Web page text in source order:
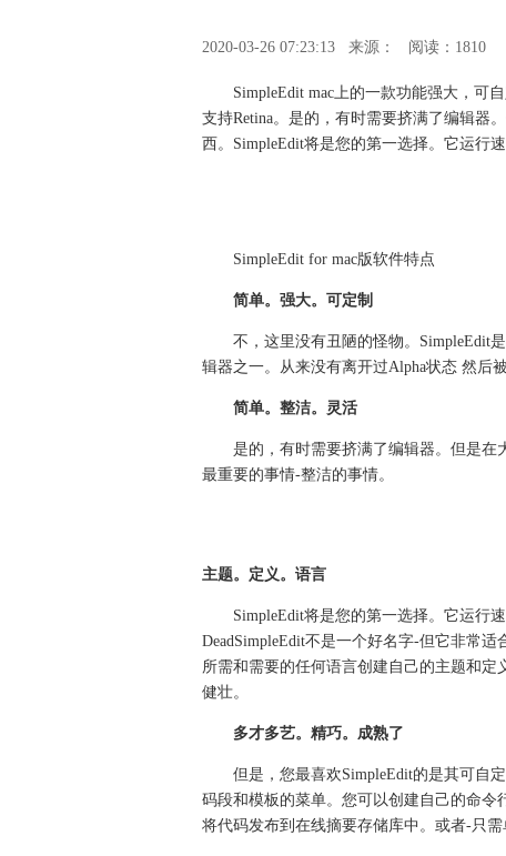
2020-03-26 07:23:13 来源： 阅读：1810
SimpleEdit mac上的一款功能强大，可
支持Retina。是的，有时需要挤满了编辑器
西。SimpleEdit将是您的第一选择。它运行
SimpleEdit for mac版软件特点
简单。强大。可定制
不，这里没有丑陋的怪物。SimpleEdit
辑器之一。从来没有离开过Alpha状态 然后
简单。整洁。灵活
是的，有时需要挤满了编辑器。但是在
最重要的事情-整洁的事情。
主题。定义。语言
SimpleEdit将是您的第一选择。它运行
DeadSimpleEdit不是一个好名字-但它非常
所需和需要的任何语言创建自己的主题和定
健壮。
多才多艺。精巧。成熟了
但是，您最喜欢SimpleEdit的是其可自
码段和模板的菜单。您可以创建自己的命
将代码发布到在线摘要存储库中。或者-只